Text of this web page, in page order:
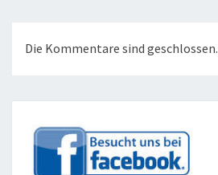
Die Kommentare sind geschlossen.